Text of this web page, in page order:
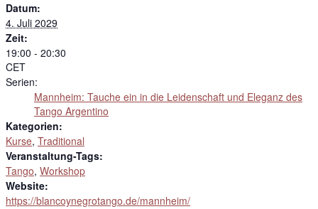
Datum:
4. Juli 2029
Zeit:
19:00 - 20:30
CET
Serien:
Mannheim: Tauche ein in die Leidenschaft und Eleganz des
Tango Argentino
Kategorien:
Kurse, Traditional
Veranstaltung-Tags:
Tango, Workshop
Website:
https://blancoynegrotango.de/mannheim/